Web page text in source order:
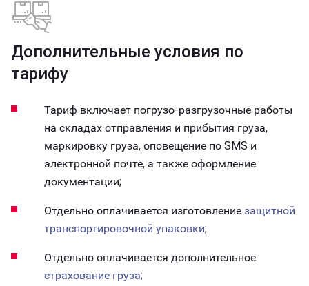
Дополнительные условия по
тарифу
Тариф включает погрузо-разгрузочные работы
на складах отправления и прибытия груза,
маркировку груза, оповещение по SMS и
электронной почте, а также оформление
документации;
Отдельно оплачивается изготовление защитной
транспортировочной упаковки;
Отдельно оплачивается дополнительное
страхование груза;